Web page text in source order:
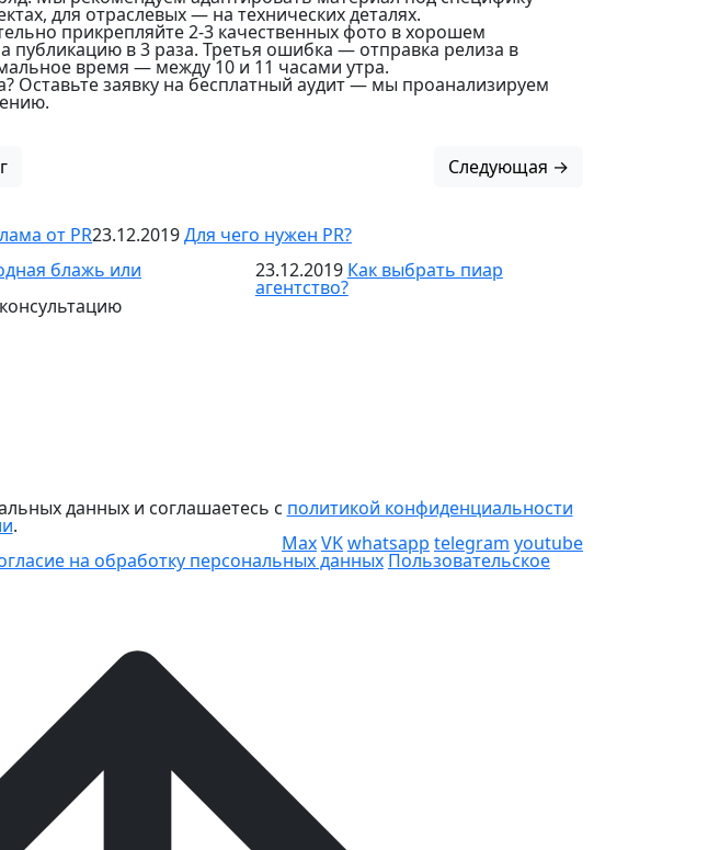
для отраслевых — на технических деталях.
прикрепляйте 2-3 качественных фото в хорошем
в 3 раза. Третья ошибка — отправка релиза в
время — между 10 и 11 часами утра.
Оставьте заявку на бесплатный аудит — мы проанализируем
Следующая →
от PR23.12.2019Для чего нужен PR?
блажь или 23.12.2019 Как выбрать пиар
агентство?
данных и соглашаетесь с политикой конфиденциальности
.
MaxVKwhatsapp telegram youtube
на обработку персональных данных Пользовательское